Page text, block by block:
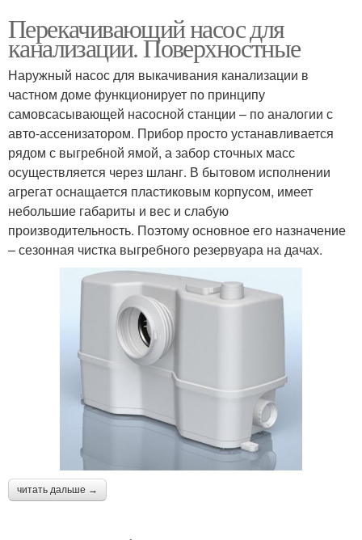
Перекачивающий насос для
канализации. Поверхностные
Наружный насос для выкачивания канализации в
частном доме функционирует по принципу
самовсасывающей насосной станции – по аналогии с
авто-ассенизатором. Прибор просто устанавливается
рядом с выгребной ямой, а забор сточных масс
осуществляется через шланг. В бытовом исполнении
агрегат оснащается пластиковым корпусом, имеет
небольшие габариты и вес и слабую
производительность. Поэтому основное его назначение
– сезонная чистка выгребного резервуара на дачах.
читать дальше →